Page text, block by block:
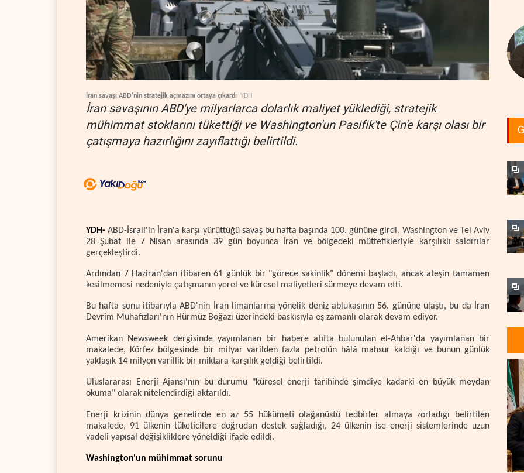
İran savaşı ABD'nin stratejik açmazını ortaya çıkardı YDH
İran savaşının ABD'ye milyarlarca dolarlık maliyet yüklediği, stratejik
mühimmat stoklarını tükettiği ve Washington'un Pasifik'te Çin'e karşı olası bir
çatışmaya hazırlığını zayıflattığı belirtildi.
YDH- ABD-İsrail'in İran'a karşı yürüttüğü savaş bu hafta başında 100. gününe girdi. Washington ve Tel Aviv
28 Şubat ile 7 Nisan arasında 39 gün boyunca İran ve bölgedeki müttefikleriyle karşılıklı saldırılar
gerçekleştirdi.
Ardından 7 Haziran'dan itibaren 61 günlük bir "görece sakinlik" dönemi başladı, ancak ateşin tamamen
kesilmemesi nedeniyle çatışmanın yerel ve küresel maliyetleri sürmeye devam etti.
Bu hafta sonu itibarıyla ABD'nin İran limanlarına yönelik deniz ablukasının 56. gününe ulaştı, bu da İran
Devrim Muhafızları'nın Hürmüz Boğazı üzerindeki baskısıyla eş zamanlı olarak devam ediyor.
Amerikan Newsweek dergisinde yayımlanan bir habere atıfta bulunulan el-Ahbar'da yayımlanan bir
makalede, Körfez bölgesinde bir milyar varilden fazla petrolün hâlâ mahsur kaldığı ve bunun günlük
yaklaşık 14 milyon varillik bir miktara karşılık geldiği belirtildi.
Uluslararası Enerji Ajansı'nın bu durumu "küresel enerji tarihinde şimdiye kadarki en büyük meydan
okuma" olarak nitelendirdiği aktarıldı.
Enerji krizinin dünya genelinde en az 55 hükümeti olağanüstü tedbirler almaya zorladığı belirtilen
makalede, 91 ülkenin tüketicilere doğrudan destek sağladığı, 24 ülkenin ise enerji sistemlerinde uzun
vadeli yapısal değişikliklere yöneldiği ifade edildi.
Washington'un mühimmat sorunu